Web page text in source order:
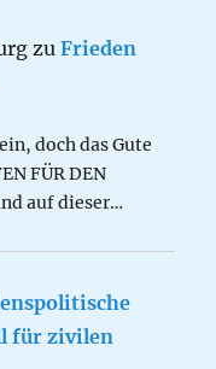
zuFrieden
doch das Gute
FÜR DEN
auf dieser…
für zivilen